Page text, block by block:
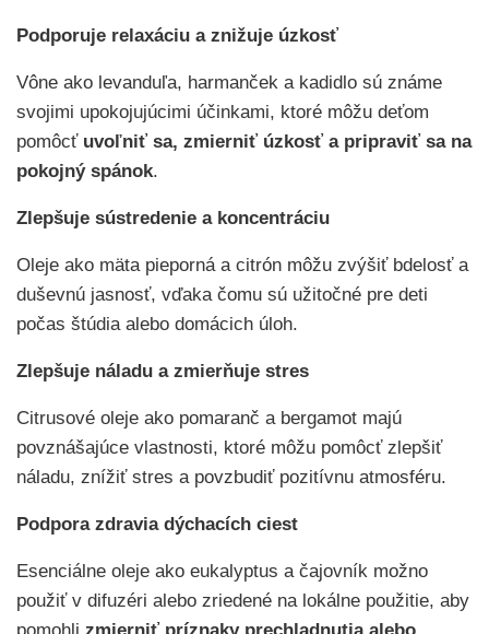
Podporuje relaxáciu a znižuje úzkosť
Vône ako levanduľa, harmanček a kadidlo sú známe
svojimi upokojujúcimi účinkami, ktoré môžu deťom
pomôcť uvoľniť sa, zmierniť úzkosť a pripraviť sa na
pokojný spánok.
Zlepšuje sústredenie a koncentráciu
Oleje ako mäta pieporná a citrón môžu zvýšiť bdelosť a
duševnú jasnosť, vďaka čomu sú užitočné pre deti
počas štúdia alebo domácich úloh.
Zlepšuje náladu a zmierňuje stres
Citrusové oleje ako pomaranč a bergamot majú
povznášajúce vlastnosti, ktoré môžu pomôcť zlepšiť
náladu, znížiť stres a povzbudiť pozitívnu atmosféru.
Podpora zdravia dýchacích ciest
Esenciálne oleje ako eukalyptus a čajovník možno
použiť v difuzéri alebo zriedené na lokálne použitie, aby
pomohli zmierniť príznaky prechladnutia alebo